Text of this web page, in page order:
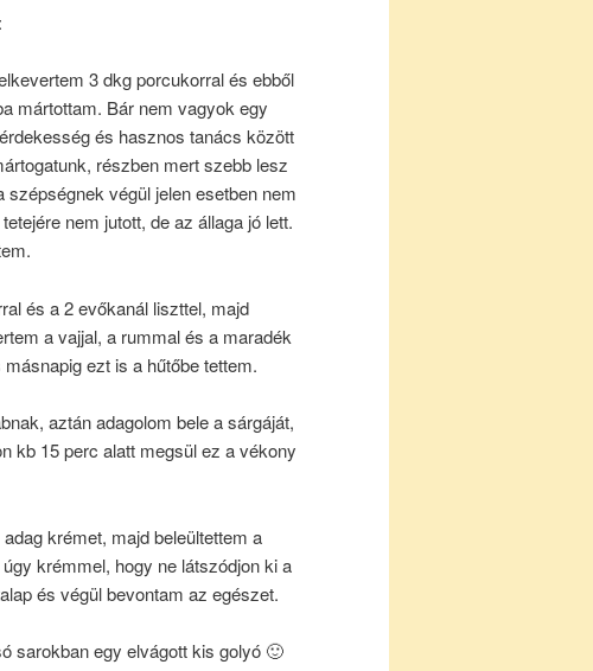
3 dkg porcukorral és ebből
mártottam. Bár nem vagyok egy
és hasznos tanács között
részben mert szebb lesz
végül jelen esetben nem
nem jutott, de az állaga jó lett.
és a 2 evőkanál liszttel, majd
a vajjal, a rummal és a maradék
ezt is a hűtőbe tettem.
aztán adagolom bele a sárgáját,
kb 15 perc alatt megsül ez a vékony
krémet, majd beleültettem a
krémmel, hogy ne látszódjon ki a
és végül bevontam az egészet.
sarokban egy elvágott kis golyó 🙂